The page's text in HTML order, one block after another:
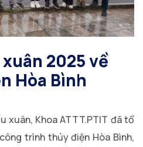
2025 về
Hòa Bình
xuân, Khoa ATTT.PTIT đã tổ
trình thủy điện Hòa Bình,